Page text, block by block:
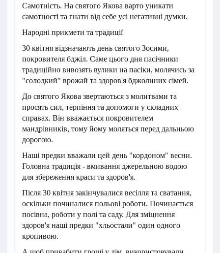
Самотність. На святого Якова варто уникати
самотності та гнати від себе усі негативні думки.
Народні прикмети та традиції
30 квітня відзначають день святого Зосими,
покровителя бджіл. Саме цього дня пасічники
традиційно вивозять вулики на пасіки, молячись за
"солодкий" врожай та здоров'я бджолиних сімей.
До святого Якова звертаються з молитвами та
просять сил, терпіння та допомоги у складних
справах. Він вважається покровителем
мандрівників, тому йому моляться перед дальньою
дорогою.
Наші предки вважали цей день "кордоном" весни.
Головна традиція - вмивання джерельною водою
для збереження краси та здоров'я.
Після 30 квітня закінчувалися весілля та сватання,
оскільки починалися польові роботи. Починається
посівна, роботи у полі та саду. Для зміцнення
здоров'я наші предки "хльостали" один одного
кропивою.